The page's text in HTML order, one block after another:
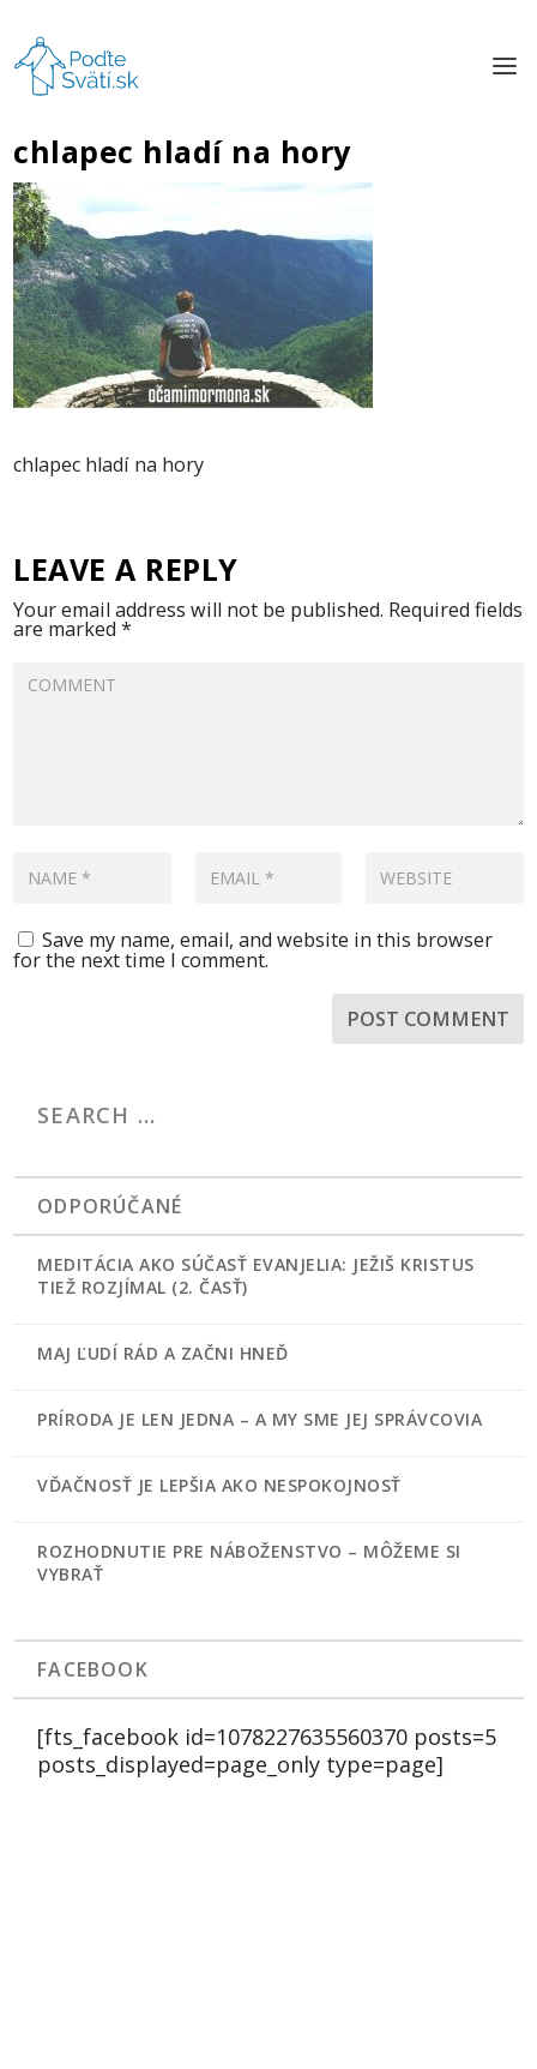
chlapec hladí na hory
chlapec hladí na hory
LEAVE A REPLY
Your email address will not be published. Required fields
are marked*
Save my name, email, and website in this browser
for the next time I comment.
ODPORÚČANÉ
MEDITÁCIA AKO SÚČASŤ EVANJELIA: JEŽIŠ KRISTUS
TIEŽ ROZJÍMAL (2. ČASŤ)
MAJ ĽUDÍ RÁD A ZAČNI HNEĎ
PRÍRODA JE LEN JEDNA – A MY SME JEJ SPRÁVCOVIA
VĎAČNOSŤ JE LEPŠIA AKO NESPOKOJNOSŤ
ROZHODNUTIE PRE NÁBOŽENSTVO – MÔŽEME SI
VYBRAŤ
FACEBOOK
[fts_facebook id=1078227635560370 posts=5
posts_displayed=page_only type=page]